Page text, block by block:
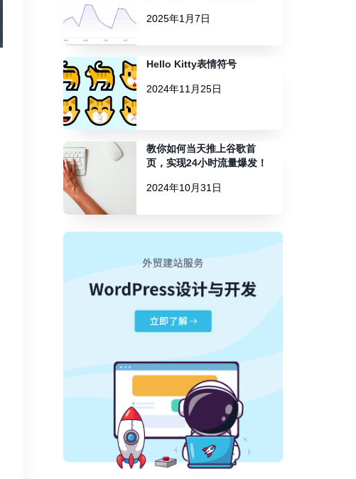
2025年1月7日
Hello Kitty表情符号
2024年11月25日
教你如何当天推上谷歌首
页，实现24小时流量爆发！
2024年10月31日